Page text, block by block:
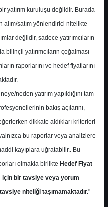
Altı
Get.
1 1
yatırım kuruluşu değildir. Burada
satım yönlendirici nitelikte
değildir, sadece yatırımcıların
yatırımcıların çoğalması
raporlarını ve hedef fiyatlarını
neden yatırım yapıldığını tam
bakış açılarını,
dikkate aldıkları kriterleri
bu raporlar veya analizlere
kayıplara uğratabilir.. Bu
olmakla birlikte Hedef Fiyat
için bir tavsiye veya yorum
niteliği taşımamaktadır."